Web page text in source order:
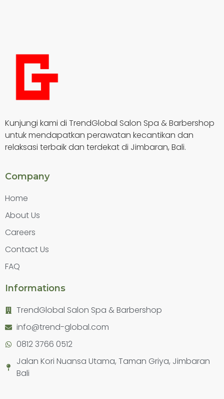
Kunjungi kami di TrendGlobal Salon Spa & Barbershop
untuk mendapatkan perawatan kecantikan dan
relaksasi terbaik dan terdekat di Jimbaran, Bali.
Company
Home
About Us
Careers
Contact Us
FAQ
Informations
TrendGlobal Salon Spa & Barbershop
info@trend-global.com
0812 3766 0512
Jalan Kori Nuansa Utama, Taman Griya, Jimbaran
Bali